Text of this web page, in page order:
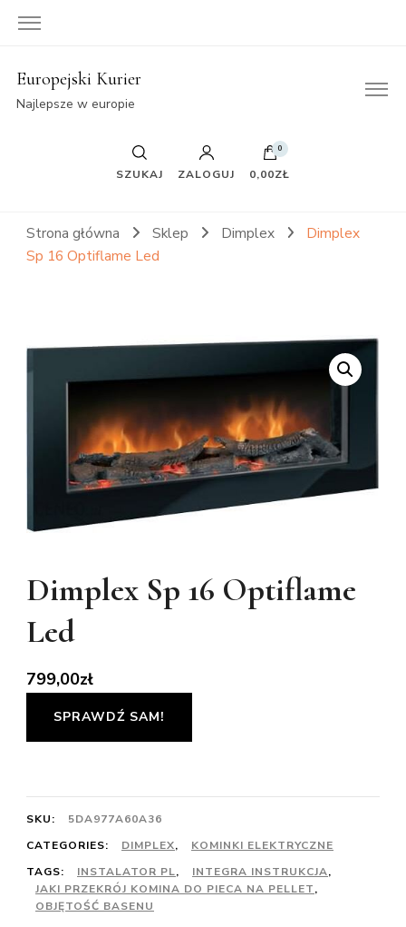
Europejski Kurier
Najlepsze w europie
SZUKAJ ZALOGUJ
0
0,00ZŁ
Strona główna Sklep Dimplex
Dimplex
Sp 16 Optiflame Led
Dimplex Sp 16 Optiflame
Led
799,00zł
SPRAWDŹ SAM!
SKU:
5DA977A60A36
CATEGORIES:
DIMPLEX,
KOMINKI ELEKTRYCZNE
TAGS:
INSTALATOR PL, INTEGRA INSTRUKCJA,
JAKI PRZEKRÓJ KOMINA DO PIECA NA PELLET,
OBJĘTOŚĆ BASENU